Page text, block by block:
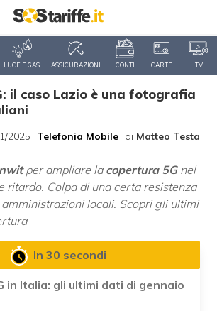
LUCE E GAS ASSICURAZIONI CONTI CARTE TV
il caso Lazio è una fotografia
2025 Telefonia Mobile di Matteo Testa
per ampliare la copertura 5Gnel
ritardo. Colpa di una certa resistenza
locali. Scopri gli ultimi
In 30 secondi
in Italia: gli ultimi dati di gennaio